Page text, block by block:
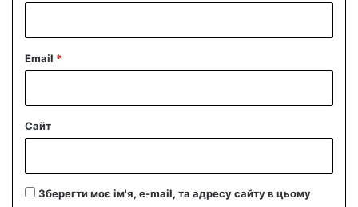
Email *
Сайт
Зберегти моє ім'я, e-mail, та адресу сайту в цьому